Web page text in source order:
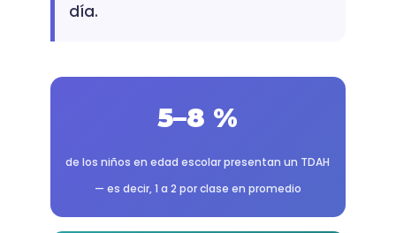
día.
5–8 %
de los niños en edad escolar presentan un TDAH
— es decir, 1 a 2 por clase en promedio